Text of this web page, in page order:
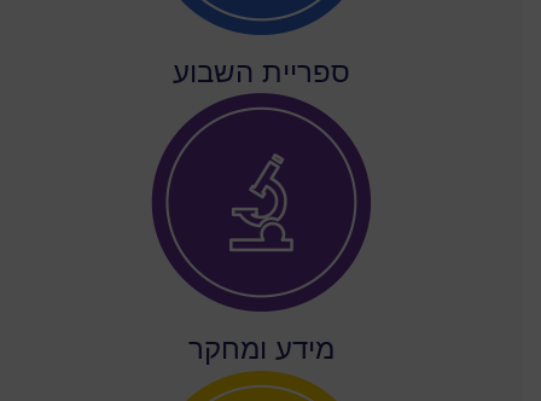
ספריית השבוע
מידע ומחקר